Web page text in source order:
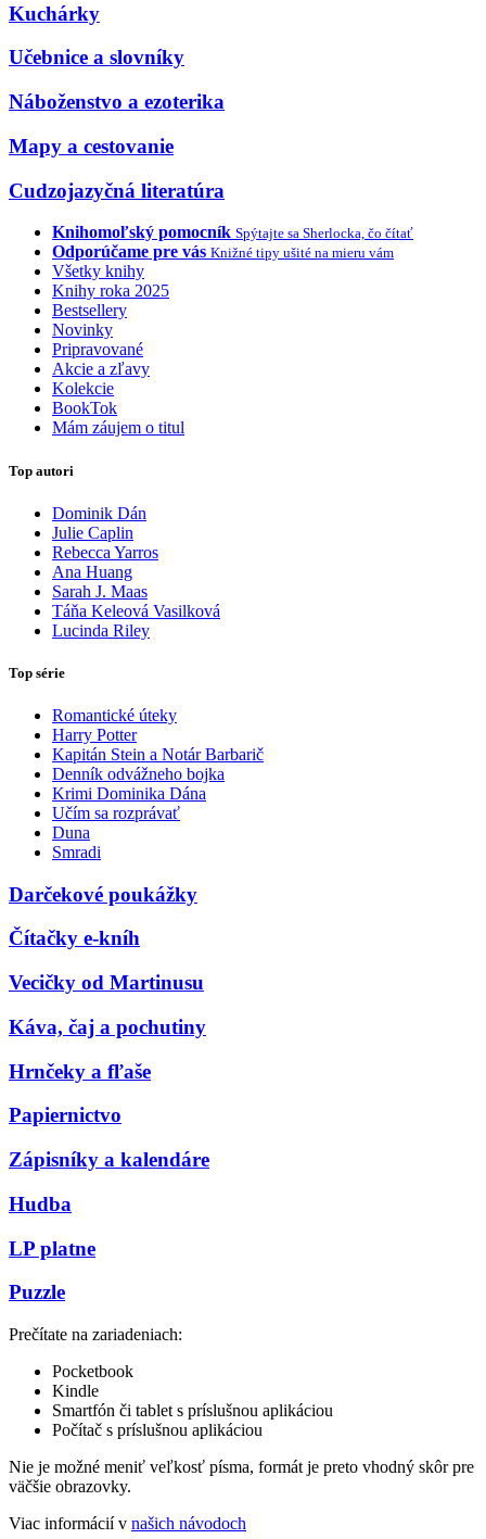
Kuchárky
Učebnice a slovníky
Náboženstvo a ezoterika
Mapy a cestovanie
Cudzojazyčná literatúra
Knihomoľský pomocník Spýtajte sa Sherlocka, čo čítať
Odporúčame pre vás Knižné tipy ušité na mieru vám
Všetky knihy
Knihy roka 2025
Bestsellery
Novinky
Pripravované
Akcie a zľavy
Kolekcie
BookTok
Mám záujem o titul
Top autori
Dominik Dán
Julie Caplin
Rebecca Yarros
Ana Huang
Sarah J. Maas
Táňa Keleová Vasilková
Lucinda Riley
Top série
Romantické úteky
Harry Potter
Kapitán Stein a Notár Barbarič
Denník odvážneho bojka
Krimi Dominika Dána
Učím sa rozprávať
Duna
Smradi
Darčekové poukážky
Čítačky e-kníh
Vecičky od Martinusu
Káva, čaj a pochutiny
Hrnčeky a fľaše
Papiernictvo
Zápisníky a kalendáre
Hudba
LP platne
Puzzle
Prečítate na zariadeniach:
Pocketbook
Kindle
Smartfón či tablet s príslušnou aplikáciou
Počítač s príslušnou aplikáciou
Nie je možné meniť veľkosť písma, formát je preto vhodný skôr pre
väčšie obrazovky.
Viac informácií v našich návodoch